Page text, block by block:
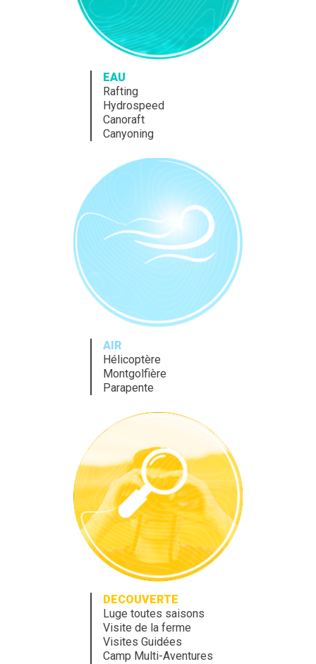
EAU
Rafting
Hydrospeed
Canoraft
Canyoning
AIR
Hélicoptère
Montgolfière
Parapente
DECOUVERTE
Luge toutes saisons
Visite de la ferme
Visites Guidées
Camp Multi-Aventures